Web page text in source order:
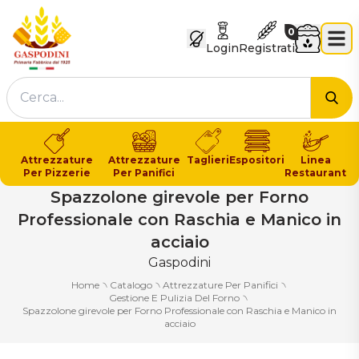
LoginRegistrati
Carrello
0
Attrezzature
Per Pizzerie
Attrezzature
Per Panifici
TaglieriEspositori
Linea
Restaurant
Spazzolone girevole per Forno
Professionale con Raschia e Manico in
acciaio
Gaspodini
Home ৲ Catalogo ৲ Attrezzature Per Panifici ৲
Gestione E Pulizia Del Forno ৲
Spazzolone girevole per Forno Professionale con Raschia e Manico in
acciaio